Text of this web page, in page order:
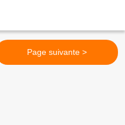
Page suivante >